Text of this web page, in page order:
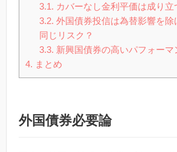
3.1. カバーなし金利平価は成り立
3.2. 外国債券投信は為替影響を除
同じリスク？
3.3. 新興国債券の高いパフォーマ
4. まとめ
外国債券必要論